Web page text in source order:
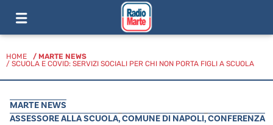
HOME / MARTE NEWS
/ SCUOLA E COVID: SERVIZI SOCIALI PER CHI NON PORTA FIGLI A SCUOLA
MARTE NEWS
ASSESSORE ALLA SCUOLA,COMUNE DI NAPOLI,CONFERENZA